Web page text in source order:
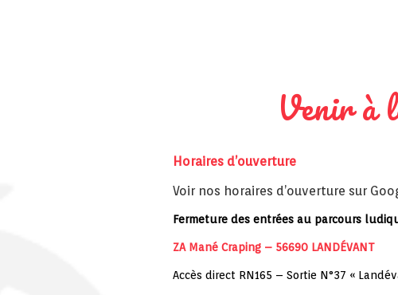
Venir à
Horaires d’ouverture
Voir nos horaires d’ouverture sur
Fermeture des entrées au parcours
ZA Mané Craping – 56690 LANDÉVANT
Accès direct RN165 – Sortie N°37 «